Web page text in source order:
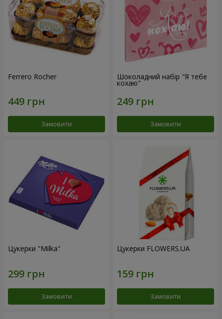
Ferrero Rocher
Замовити
Шоколадний набір "Я тебе
кохаю"
Замовити
Цукерки "Milka"
Замовити
Цукерки FLOWERS.UA
Замовити